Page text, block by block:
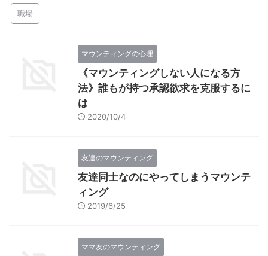
職場
マウンティングの心理
《マウンティングしない人になる方
法》誰もが持つ承認欲求を克服するに
は
2020/10/4
友達のマウンティング
友達同士なのにやってしまうマウンテ
ィング
2019/6/25
ママ友のマウンティング